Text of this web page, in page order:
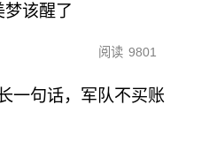
梦该醒了
阅读 9801
一句话，军队不买账